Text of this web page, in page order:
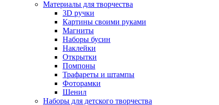
Материалы для творчества
3D ручки
Картины своими руками
Магниты
Наборы бусин
Наклейки
Открытки
Помпоны
Трафареты и штампы
Фоторамки
Шенил
Наборы для детского творчества